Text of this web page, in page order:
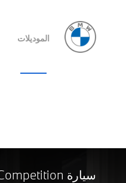
الموديلات
سيارة M4 Competition